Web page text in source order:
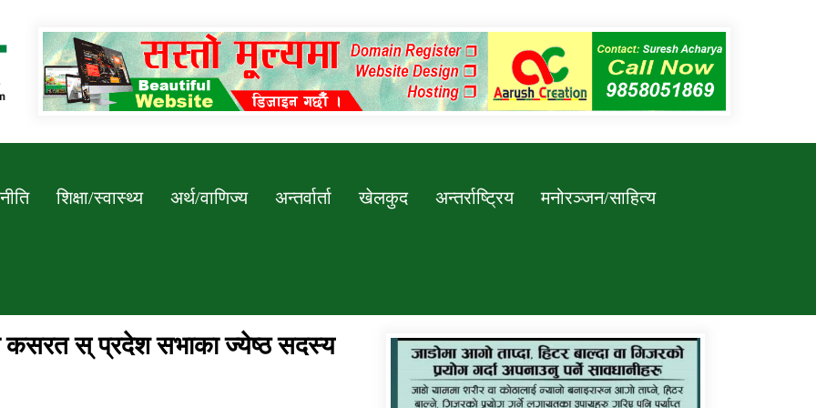
Newssarokar
शिक्षा/स्वास्थ्य अर्थ/वाणिज्य अन्तर्वार्ता खेलकुद अन्तर्राष्ट्रिय मनोरञ्जन/साहित्य
कर्णाली प्रविधि शिक्षालय जुम्लाको सुचना
कसरत स् प्रदेश सभाका ज्येष्ठ सदस्य